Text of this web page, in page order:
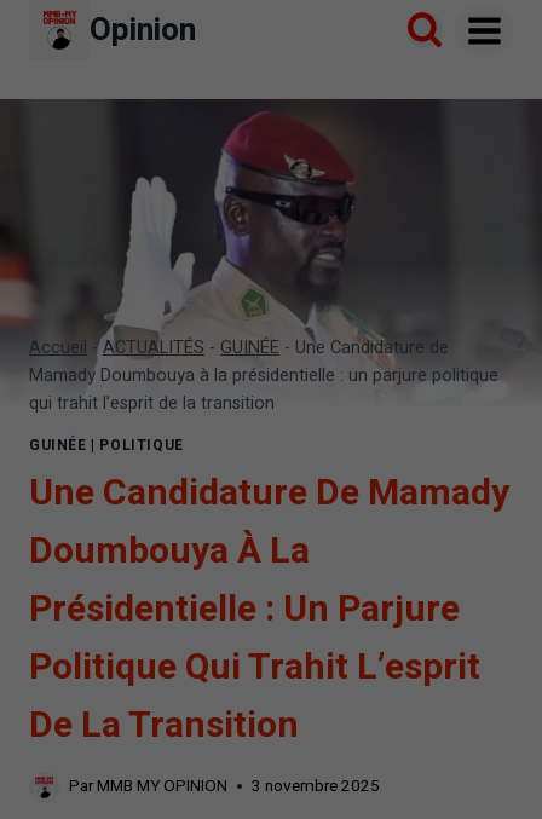
Opinion
Accueil -ACTUALITÉS - GUINÉE - Une Candidature de
Mamady Doumbouya à la présidentielle : un parjure politique
qui trahit l’esprit de la transition
GUINÉE | POLITIQUE
Une Candidature De Mamady
Doumbouya À La
Présidentielle : Un Parjure
Politique Qui Trahit L’esprit
De La Transition
Par MMB MY OPINION 3 novembre 2025